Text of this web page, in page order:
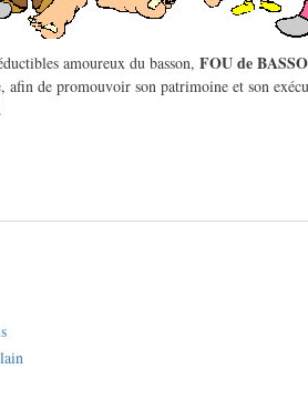
amoureux du basson,FOU de
afin de promouvoir son patrimoine et son